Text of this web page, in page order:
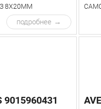
8Х20ММ
подробнее
9015960431